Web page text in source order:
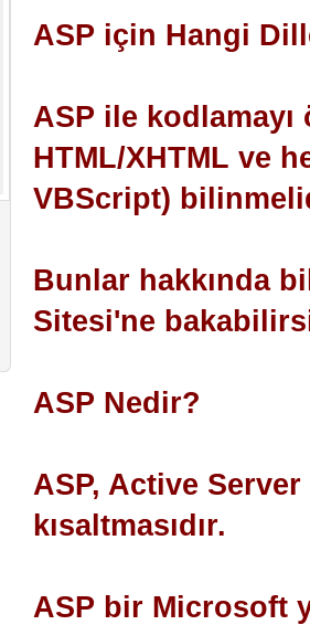
ASP için Hangi
ASP ile
HTML/XHTML ve
VBScript)
Bunlar hakkında
Sitesi'ne
ASP Nedir?
ASP, Active
kısaltmasıdır.
ASP bir Microsoft